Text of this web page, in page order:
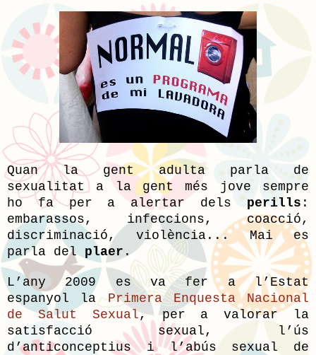
Quan la gent adulta parla de
sexualitat a la gent més jove sempre
ho fa per a alertar dels perills :
embarassos, infeccions, coacció,
discriminació, violència... Mai es
parla del plaer .
L’any 2009 es va fer a l’Estat
espanyol la Primera Enquesta Nacional
de Salut Sexual, per a valorar la
satisfacció sexual, l’ús
d’anticonceptius i l’abús sexual de